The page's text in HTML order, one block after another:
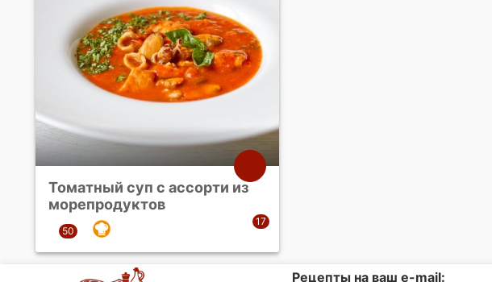
Томатный суп с ассорти из
морепродуктов
Рецепты на ваш e-mail: